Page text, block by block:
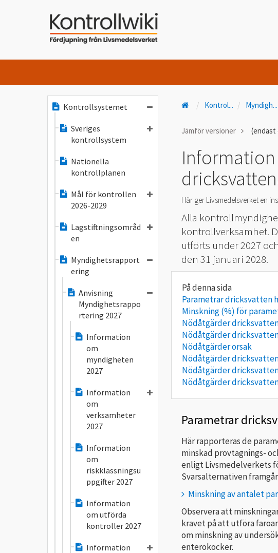
Kontrollsystemet
Sveriges
kontrollsystem
Nationella
kontrollplanen
Mål för kontrollen
2026-2029
Lagstiftningsområd
en
Myndighetsrapport
ering
Anvisning
Myndighetsrappo
rtering 2027
Information
om
myndigheten
2027
Information
om
verksamheter
2027
Information
om
riskklassningsu
ppgifter 2027
Information
om utförda
kontroller 2027
Information
Kontrol... Myndigh...
Jämför versioner (endast
Här ger Livsmedelsverket en
Alla
kontrollverksamhet.
utförts under 2027
den 31 januari 2028.
Parametrar dricksvatten
Minskning (%) för
Nödåtgärder
Nödåtgärder
Nödåtgärder orsak
Nödåtgärder
Nödåtgärder
Nödåtgärder
Parametrar
Här rapporteras de
minskad provtagnings-
enligt Livsmedelverkets
Svarsalternativen
Minskning av antalet
Observera att
kravet på att utföra
om minskning av
enterokocker.